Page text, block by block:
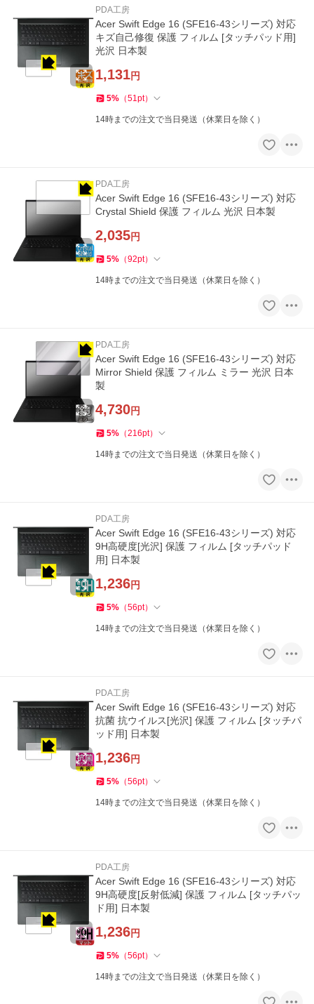
PDA工房
Acer Swift Edge 16 (SFE16-43シリーズ) 対応
キズ自己修復 保護 フィルム [タッチパッド用]
光沢 日本製
1,131円
5% （51pt）
14時までの注文で当日発送（休業日を除く）
PDA工房
Acer Swift Edge 16 (SFE16-43シリーズ) 対応
Crystal Shield 保護 フィルム 光沢 日本製
2,035円
5% （92pt）
14時までの注文で当日発送（休業日を除く）
PDA工房
Acer Swift Edge 16 (SFE16-43シリーズ) 対応
Mirror Shield 保護 フィルム ミラー 光沢 日本
製
4,730円
5% （216pt）
14時までの注文で当日発送（休業日を除く）
PDA工房
Acer Swift Edge 16 (SFE16-43シリーズ) 対応
9H高硬度[光沢] 保護 フィルム [タッチパッド
用] 日本製
1,236円
5% （56pt）
14時までの注文で当日発送（休業日を除く）
PDA工房
Acer Swift Edge 16 (SFE16-43シリーズ) 対応
抗菌 抗ウイルス[光沢] 保護 フィルム [タッチパ
ッド用] 日本製
1,236円
5% （56pt）
14時までの注文で当日発送（休業日を除く）
PDA工房
Acer Swift Edge 16 (SFE16-43シリーズ) 対応
9H高硬度[反射低減] 保護 フィルム [タッチパッ
ド用] 日本製
1,236円
5% （56pt）
14時までの注文で当日発送（休業日を除く）